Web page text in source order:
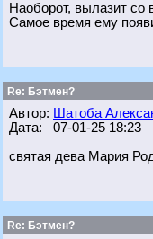
Наоборот, вылазит
Самое время ему
Re: Бэтмен?
Автор: Шатоба
Дата: 07-01-25 18:23
святая дева Мария
Re: Бэтмен?